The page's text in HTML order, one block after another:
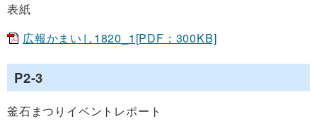
表紙
広報かまいし1820_1[PDF：300KB]
P2-3
釜石まつりイベントレポート